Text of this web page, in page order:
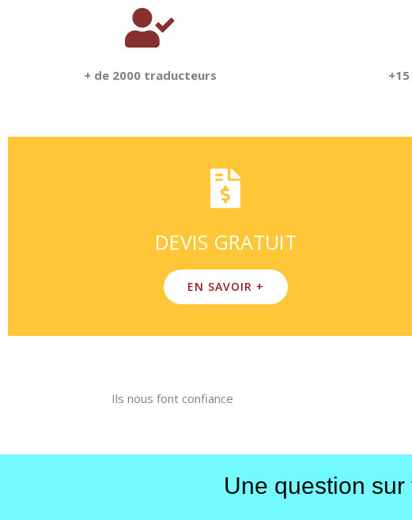
+ de 2000 traducteurs
DEVIS GRATUIT
EN SAVOIR +
Ils nous font confiance
Une question